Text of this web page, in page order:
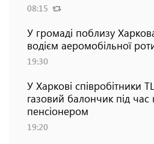
08:15
У громаді поблизу
водієм аеромобільної
19:30
У Харкові співробітники
газовий балончик під час
пенсіонером
19:20